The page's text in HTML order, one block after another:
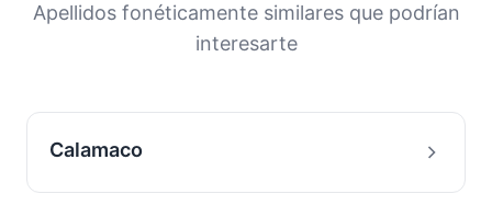
Apellidos fonéticamente similares que podrían
interesarte
Calamaco